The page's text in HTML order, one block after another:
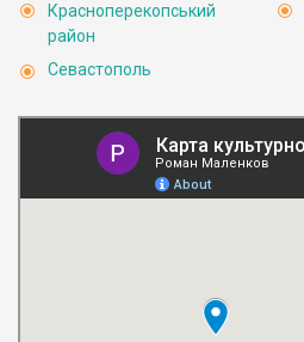
Красноперекопський
район
Севастополь